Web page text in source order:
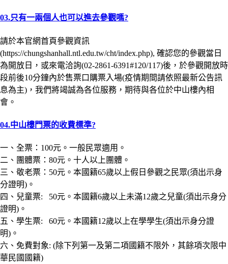
03.只有一兩個人也可以進去參觀嗎?
請於本官網首頁參觀資訊
(https://chungshanhall.ntl.edu.tw/cht/index.php), 確認您的參觀當日
為開放日，或來電洽詢(02-2861-6391#120/117)後，於參觀開放時
段前後10分鐘內於售票口購票入場(疫情期間請依照最新公告訊
息為主)，我們將竭誠為各位服務，期待與各位於中山樓內相
會。
04.中山樓門票的收費標準?
一、全票：100元。一般民眾適用。
二、團體票：80元。十人以上團體。
三、敬老票：50元。本國籍65歲以上假日參觀之民眾(須出示身
分證明)。
四、兒童票: 50元。本國籍6歲以上未滿12歲之兒童(須出示身分
證明)。
五、學生票: 60元。本國籍12歲以上在學學生(須出示身分證
明)。
六、免費對象: (除下列第一及第二項國籍不限外，其餘項次限中
華民國國籍)